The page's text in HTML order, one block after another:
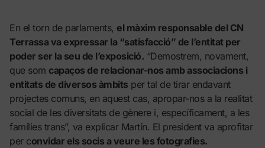
En el torn de parlaments, el màxim responsable del CN
Terrassa va expressar la “satisfacció” de l’entitat per
poder ser la seu de l’exposició. “Demostrem, novament,
que som capaços de relacionar-nos amb associacions i
entitats de diversos àmbits per tal de tirar endavant
projectes comuns, en aquest cas, apropar-nos a la realitat
social de les diversitats de gènere i, específicament, a les
famílies trans”, va explicar Martín. El president va aprofitar
per convidar els socis a veure les fotografies.